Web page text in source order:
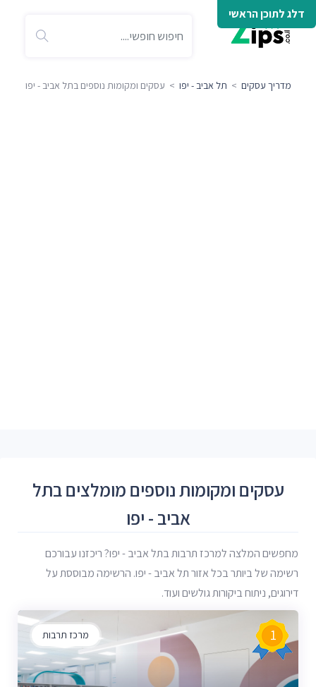
דלג לתוכן הראשי
מדריך עסקים > תל אביב - יפו > עסקים ומקומות נוספים בתל אביב - יפו
עסקים ומקומות נוספים מומלצים בתל
אביב - יפו
מחפשים המלצה למרכז תרבות בתל אביב - יפו? ריכזנו עבורכם
רשימה של ביותר בכל אזור תל אביב - יפו. הרשימה מבוססת על
דירוגים, ניתוח ביקורות גולשים ועוד.
מרכז תרבות 1